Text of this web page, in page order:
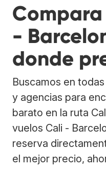
-
donde
Buscamos en
y agencias para
barato en la ruta
vuelos Cali -
reserva
el mejor precio,